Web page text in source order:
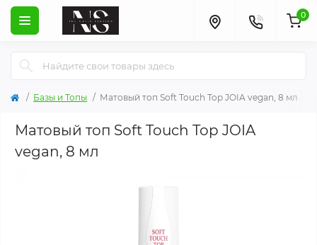
0
Базы и Топы Матовый топ Soft Touch Top JOIA vegan, 8 мл
Матовый топ Soft Touch Top JOIA
vegan, 8 мл